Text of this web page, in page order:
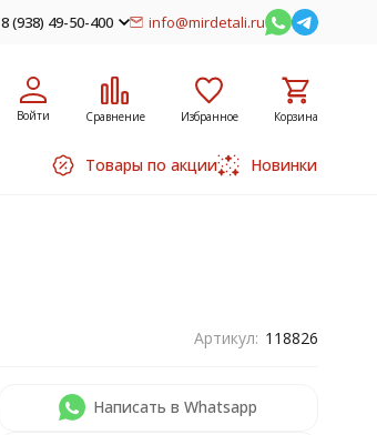
8 (938) 49-50-400 info@mirdetali.ru
Войти Сравнение Избранное Корзина
Товары по акции Новинки
Артикул: 118826
Написать в Whatsapp